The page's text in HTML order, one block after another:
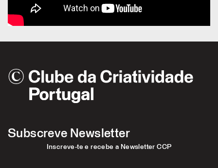
Subscreve Newsletter
Inscreve-te e recebe a Newsletter CCP